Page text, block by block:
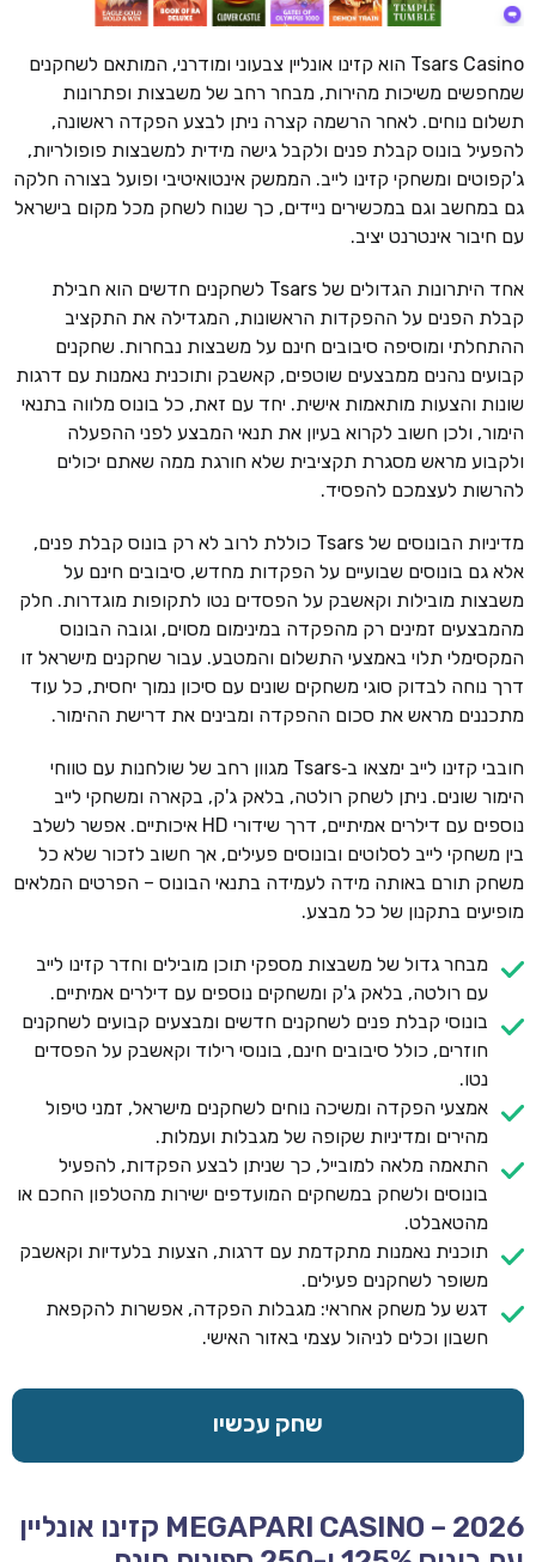
Tsars Casino הוא קזינו אונליין צבעוני ומודרני, המותאם לשחקנים
שמחפשים משיכות מהירות, מבחר רחב של משבצות ופתרונות
תשלום נוחים. לאחר הרשמה קצרה ניתן לבצע הפקדה ראשונה,
להפעיל בונוס קבלת פנים ולקבל גישה מידית למשבצות פופולריות,
ג'קפוטים ומשחקי קזינו לייב. הממשק אינטואיטיבי ופועל בצורה חלקה
גם במחשב וגם במכשירים ניידים, כך שנוח לשחק מכל מקום בישראל
עם חיבור אינטרנט יציב.
אחד היתרונות הגדולים של Tsars לשחקנים חדשים הוא חבילת
קבלת הפנים על ההפקדות הראשונות, המגדילה את התקציב
ההתחלתי ומוסיפה סיבובים חינם על משבצות נבחרות. שחקנים
קבועים נהנים ממבצעים שוטפים, קאשבק ותוכנית נאמנות עם דרגות
שונות והצעות מותאמות אישית. יחד עם זאת, כל בונוס מלווה בתנאי
הימור, ולכן חשוב לקרוא בעיון את תנאי המבצע לפני ההפעלה
ולקבוע מראש מסגרת תקציבית שלא חורגת ממה שאתם יכולים
להרשות לעצמכם להפסיד.
מדיניות הבונוסים של Tsars כוללת לרוב לא רק בונוס קבלת פנים,
אלא גם בונוסים שבועיים על הפקדות מחדש, סיבובים חינם על
משבצות מובילות וקאשבק על הפסדים נטו לתקופות מוגדרות. חלק
מהמבצעים זמינים רק מהפקדה במינימום מסוים, וגובה הבונוס
המקסימלי תלוי באמצעי התשלום והמטבע. עבור שחקנים מישראל זו
דרך נוחה לבדוק סוגי משחקים שונים עם סיכון נמוך יחסית, כל עוד
מתכננים מראש את סכום ההפקדה ומבינים את דרישת ההימור.
חובבי קזינו לייב ימצאו ב‑Tsars מגוון רחב של שולחנות עם טווחי
הימור שונים. ניתן לשחק רולטה, בלאק ג'ק, בקארה ומשחקי לייב
נוספים עם דילרים אמיתיים, דרך שידורי HD איכותיים. אפשר לשלב
בין משחקי לייב לסלוטים ובונוסים פעילים, אך חשוב לזכור שלא כל
משחק תורם באותה מידה לעמידה בתנאי הבונוס – הפרטים המלאים
מופיעים בתקנון של כל מבצע.
מבחר גדול של משבצות מספקי תוכן מובילים וחדר קזינו לייב
עם רולטה, בלאק ג'ק ומשחקים נוספים עם דילרים אמיתיים.
בונוסי קבלת פנים לשחקנים חדשים ומבצעים קבועים לשחקנים
חוזרים, כולל סיבובים חינם, בונוסי רילוד וקאשבק על הפסדים
נטו.
אמצעי הפקדה ומשיכה נוחים לשחקנים מישראל, זמני טיפול
מהירים ומדיניות שקופה של מגבלות ועמלות.
התאמה מלאה למובייל, כך שניתן לבצע הפקדות, להפעיל
בונוסים ולשחק במשחקים המועדפים ישירות מהטלפון החכם או
מהטאבלט.
תוכנית נאמנות מתקדמת עם דרגות, הצעות בלעדיות וקאשבק
משופר לשחקנים פעילים.
דגש על משחק אחראי: מגבלות הפקדה, אפשרות להקפאת
חשבון וכלים לניהול עצמי באזור האישי.
שחק עכשיו
MEGAPARI CASINO – 2026 קזינו אונליין